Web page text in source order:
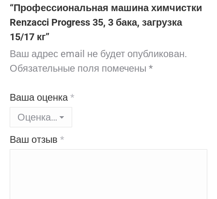
“Профессиональная машина химчистки
Renzacci Progress 35, 3 бака, загрузка
15/17 кг”
Ваш адрес email не будет опубликован.
Обязательные поля помечены *
Ваша оценка *
Ваш отзыв *